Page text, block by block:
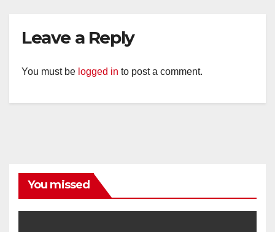
Leave a Reply
You must be logged in to post a comment.
You missed